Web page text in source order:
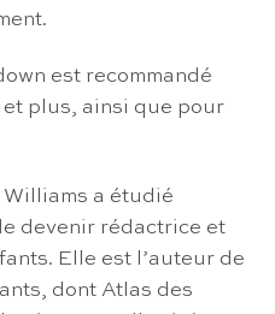
est recommandé
plus, ainsi que pour
a étudié
devenir rédactrice et
Elle est l’auteur de
dont Atlas des